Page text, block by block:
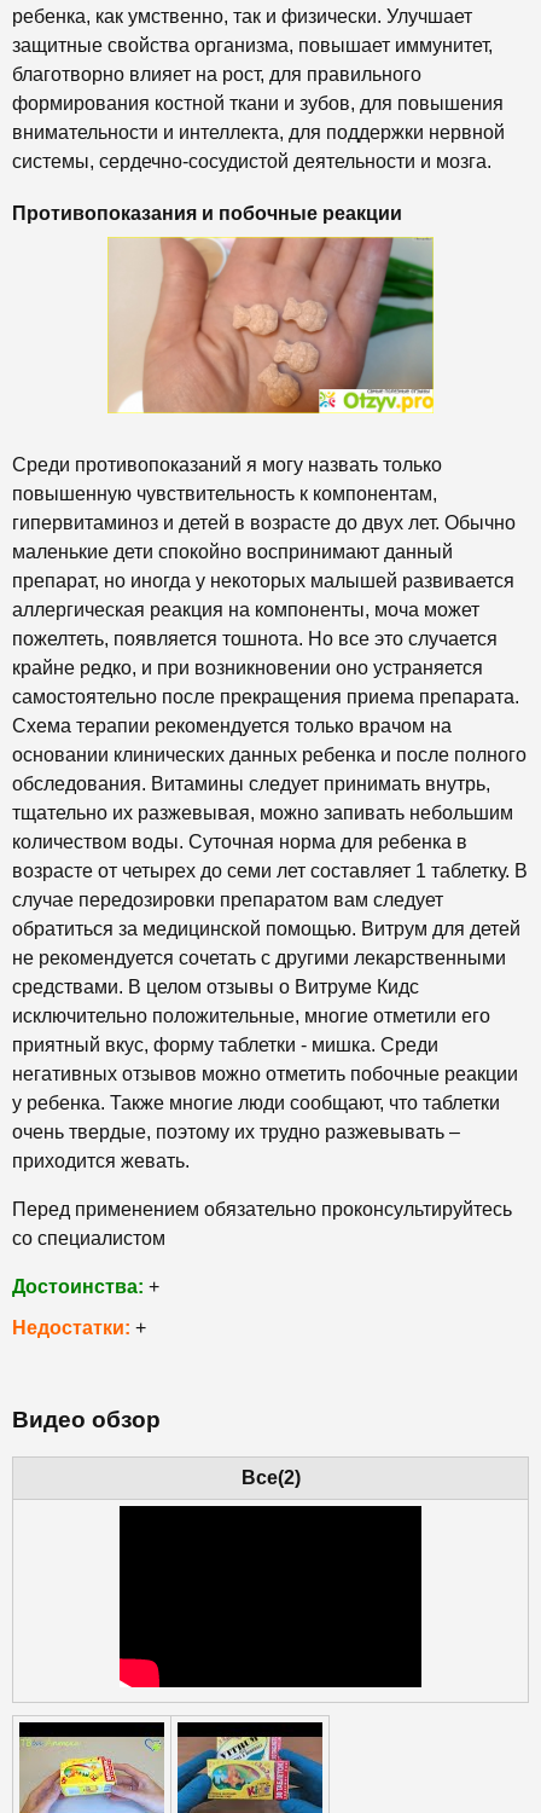
ребенка, как умственно, так и физически. Улучшает
защитные свойства организма, повышает иммунитет,
благотворно влияет на рост, для правильного
формирования костной ткани и зубов, для повышения
внимательности и интеллекта, для поддержки нервной
системы, сердечно-сосудистой деятельности и мозга.
Противопоказания и побочные реакции
Среди противопоказаний я могу назвать только
повышенную чувствительность к компонентам,
гипервитаминоз и детей в возрасте до двух лет. Обычно
маленькие дети спокойно воспринимают данный
препарат, но иногда у некоторых малышей развивается
аллергическая реакция на компоненты, моча может
пожелтеть, появляется тошнота. Но все это случается
крайне редко, и при возникновении оно устраняется
самостоятельно после прекращения приема препарата.
Схема терапии рекомендуется только врачом на
основании клинических данных ребенка и после полного
обследования. Витамины следует принимать внутрь,
тщательно их разжевывая, можно запивать небольшим
количеством воды. Суточная норма для ребенка в
возрасте от четырех до семи лет составляет 1 таблетку. В
случае передозировки препаратом вам следует
обратиться за медицинской помощью. Витрум для детей
не рекомендуется сочетать с другими лекарственными
средствами. В целом отзывы о Витруме Кидс
исключительно положительные, многие отметили его
приятный вкус, форму таблетки - мишка. Среди
негативных отзывов можно отметить побочные реакции
у ребенка. Также многие люди сообщают, что таблетки
очень твердые, поэтому их трудно разжевывать –
приходится жевать.
Перед применением обязательно проконсультируйтесь
со специалистом
Достоинства: +
Недостатки: +
Видео обзор
Все(2)